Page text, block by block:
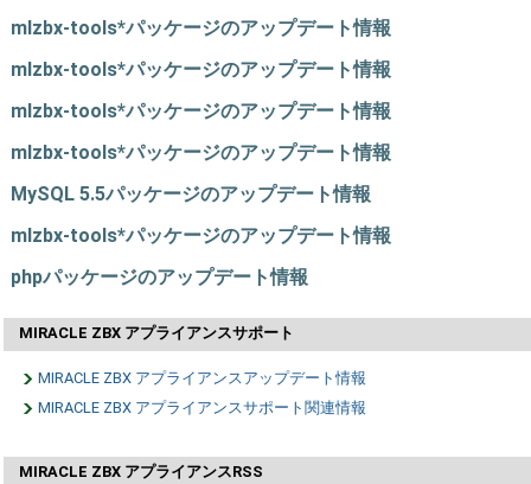
mlzbx-tools*パッケージのアップデート情報
mlzbx-tools*パッケージのアップデート情報
mlzbx-tools*パッケージのアップデート情報
mlzbx-tools*パッケージのアップデート情報
MySQL 5.5パッケージのアップデート情報
mlzbx-tools*パッケージのアップデート情報
phpパッケージのアップデート情報
MIRACLE ZBX アプライアンスサポート
MIRACLE ZBX アプライアンスアップデート情報
MIRACLE ZBX アプライアンスサポート関連情報
MIRACLE ZBX アプライアンスRSS